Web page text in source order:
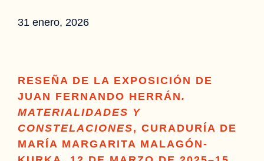
31 enero, 2026
RESEÑA DE LA EXPOSICIÓN DE
JUAN FERNANDO HERRÁN.
MATERIALIDADES Y
CONSTELACIONES, CURADURÍA DE
MARÍA MARGARITA MALAGÓN-